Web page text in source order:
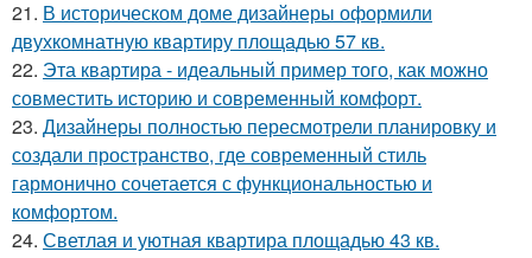
21. В историческом доме дизайнеры оформили
двухкомнатную квартиру площадью 57 кв.
22. Эта квартира - идеальный пример того, как можно
совместить историю и современный комфорт.
23. Дизайнеры полностью пересмотрели планировку и
создали пространство, где современный стиль
гармонично сочетается с функциональностью и
комфортом.
24. Светлая и уютная квартира площадью 43 кв.